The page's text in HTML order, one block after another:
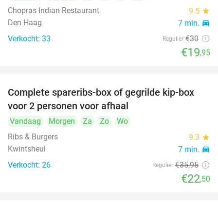
Chopras Indian Restaurant
9.5 star
Den Haag 7 min. directions_car
Verkocht: 33 Regulier €30
€19,95
37%
Complete spareribs-box of gegrilde kip-box
voor 2 personen voor afhaal
Vandaag Morgen Za Zo
Wo
Ribs & Burgers
9.3 star
Kwintsheul 7 min. directions_car
Verkocht: 26 Regulier €35,95
€22,50